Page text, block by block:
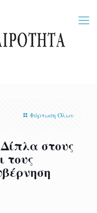
Φόρτωση Όλων
στους
τους